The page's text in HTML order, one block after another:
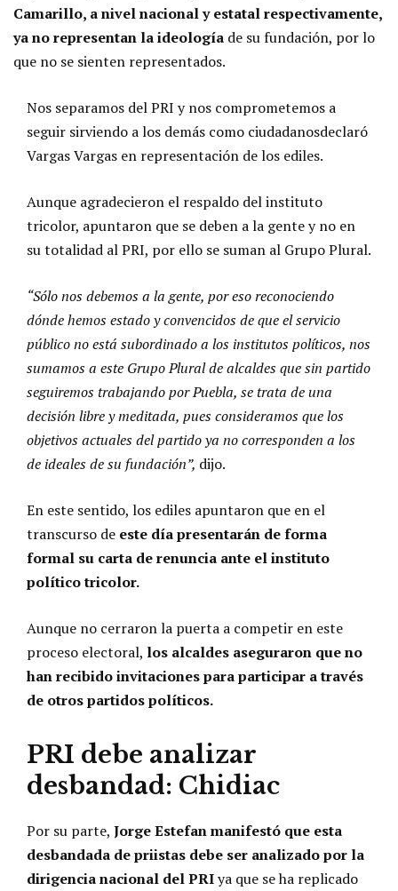
Camarillo, a nivel nacional y estatal respectivamente,
ya no representan la ideología de su fundación, por lo
que no se sienten representados.
Nos separamos del PRI y nos comprometemos a
seguir sirviendo a los demás como ciudadanosdeclaró
Vargas Vargas en representación de los ediles.
Aunque agradecieron el respaldo del instituto
tricolor, apuntaron que se deben a la gente y no en
su totalidad al PRI, por ello se suman al Grupo Plural.
“Sólo nos debemos a la gente, por eso reconociendo
dónde hemos estado y convencidos de que el servicio
público no está subordinado a los institutos políticos, nos
sumamos a este Grupo Plural de alcaldes que sin partido
seguiremos trabajando por Puebla, se trata de una
decisión libre y meditada, pues consideramos que los
objetivos actuales del partido ya no corresponden a los
de ideales de su fundación”, dijo.
En este sentido, los ediles apuntaron que en el
transcurso de este día presentarán de forma
formal su carta de renuncia ante el instituto
político tricolor.
Aunque no cerraron la puerta a competir en este
proceso electoral, los alcaldes aseguraron que no
han recibido invitaciones para participar a través
de otros partidos políticos.
PRI debe analizar
desbandad: Chidiac
Por su parte, Jorge Estefan manifestó que esta
desbandada de priistas debe ser analizado por la
dirigencia nacional del PRIya que se ha replicado